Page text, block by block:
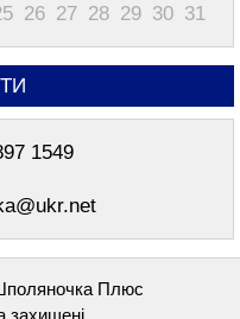
26 27 28 29 30 31
1549
Плюс
захищені